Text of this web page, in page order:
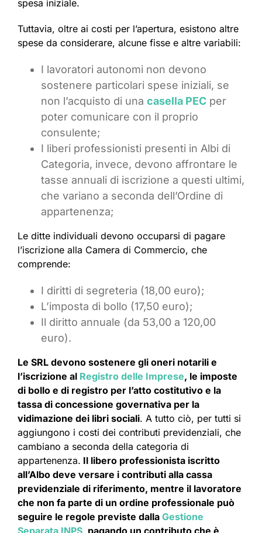
spesa iniziale.
Tuttavia, oltre ai costi per l’apertura, esistono altre
spese da considerare, alcune fisse e altre variabili:
I lavoratori autonomi non devono
sostenere particolari spese iniziali, se
non l’acquisto di una casella PEC per
poter comunicare con il proprio
consulente;
I liberi professionisti presenti in Albi di
Categoria, invece, devono affrontare le
tasse annuali di iscrizione a questi ultimi,
che variano a seconda dell’Ordine di
appartenenza;
Le ditte individuali devono occuparsi di pagare
l’iscrizione alla Camera di Commercio, che
comprende:
I diritti di segreteria (18,00 euro);
L’imposta di bollo (17,50 euro);
Il diritto annuale (da 53,00 a 120,00
euro).
Le SRL devono sostenere gli oneri notarili e
l’iscrizione al Registro delle Imprese, le imposte
di bollo e di registro per l’atto costitutivo e la
tassa di concessione governativa per la
vidimazione dei libri sociali. A tutto ciò, per tutti si
aggiungono i costi dei contributi previdenziali, che
cambiano a seconda della categoria di
appartenenza. Il libero professionista iscritto
all’Albo deve versare i contributi alla cassa
previdenziale di riferimento, mentre il lavoratore
che non fa parte di un ordine professionale può
seguire le regole previste dalla Gestione